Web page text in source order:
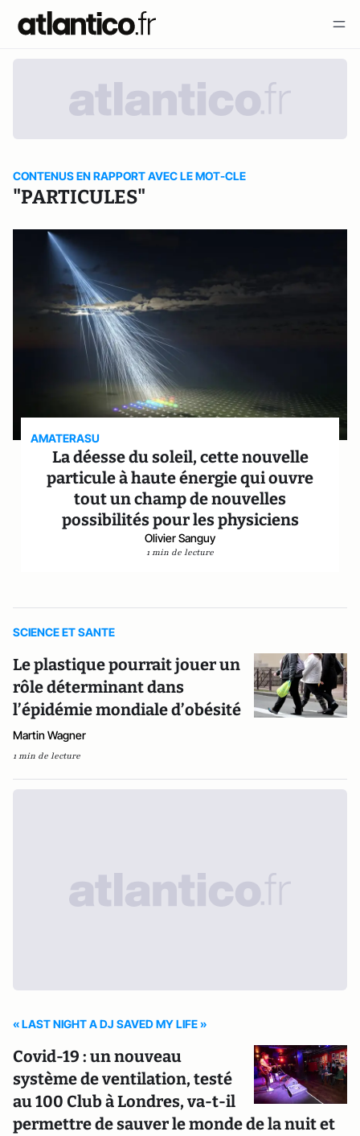
CONTENUS EN RAPPORT AVEC LE MOT-CLE
"PARTICULES"
AMATERASU
La déesse du soleil, cette nouvelle
particule à haute énergie qui ouvre
tout un champ de nouvelles
possibilités pour les physiciens
Olivier Sanguy
1 min de lecture
SCIENCE ET SANTE
Le plastique pourrait jouer un
rôle déterminant dans
l’épidémie mondiale d’obésité
Martin Wagner
1 min de lecture
« LAST NIGHT A DJ SAVED MY LIFE »
Covid-19 : un nouveau
système de ventilation, testé
au 100 Club à Londres, va-t-il
permettre de sauver le monde de la nuit et